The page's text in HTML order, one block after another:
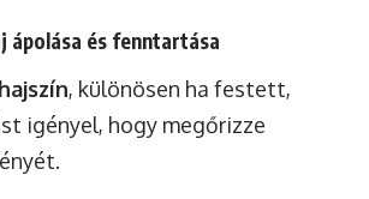
ápolása és fenntartása
, különösen ha festett,
igényel, hogy megőrizze